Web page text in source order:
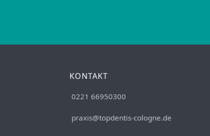
KONTAKT
0221 66950300
praxis@topdentis-cologne.de